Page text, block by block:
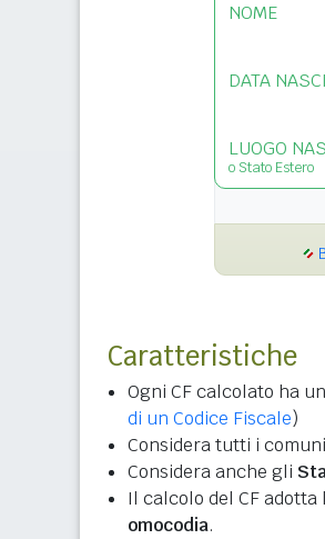
NOME
DATA
LUOGO
o Stato Estero
Caratteristiche
Ogni CF calcolato ha
di un Codice Fiscale)
Considera tutti i
Considera anche gli
Il calcolo del CF
omocodia.